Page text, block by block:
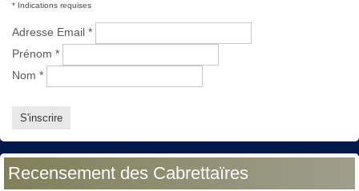
* Indications requises
Adresse Email *
Prénom *
Nom *
Recensement des Cabrettaïres